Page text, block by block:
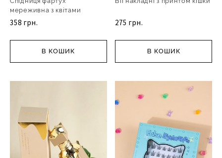
мереживна з квітами
358 грн.
В КОШИК
275 грн.
В КОШИК